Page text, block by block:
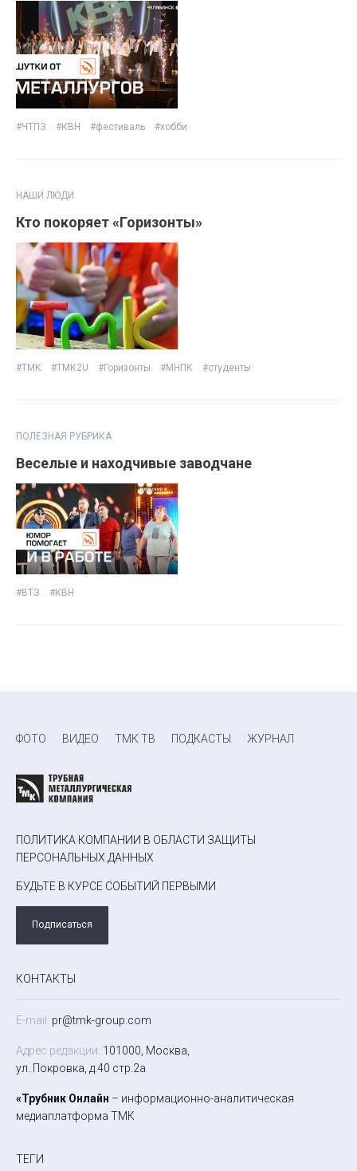
#ЧТПЗ #КВН #фестиваль #хобби
НАШИ ЛЮДИ
Кто покоряет «Горизонты»
#ТМК #ТМК2U #Горизонты #МНПК #студенты
ПОЛЕЗНАЯ РУБРИКА
Веселые и находчивые заводчане
#ВТЗ #КВН
ФОТО ВИДЕО ТМК ТВ ПОДКАСТЫ ЖУРНАЛ
ПОЛИТИКА КОМПАНИИ В ОБЛАСТИ ЗАЩИТЫ
ПЕРСОНАЛЬНЫХ ДАННЫХ
БУДЬТЕ В КУРСЕ СОБЫТИЙ ПЕРВЫМИ
Подписаться
КОНТАКТЫ
E-mail: pr@tmk-group.com
Адрес редакции: 101000, Москва,
ул. Покровка, д.40 стр.2а
«Трубник Онлайн – информационно-аналитическая
медиаплатформа ТМК
ТЕГИ